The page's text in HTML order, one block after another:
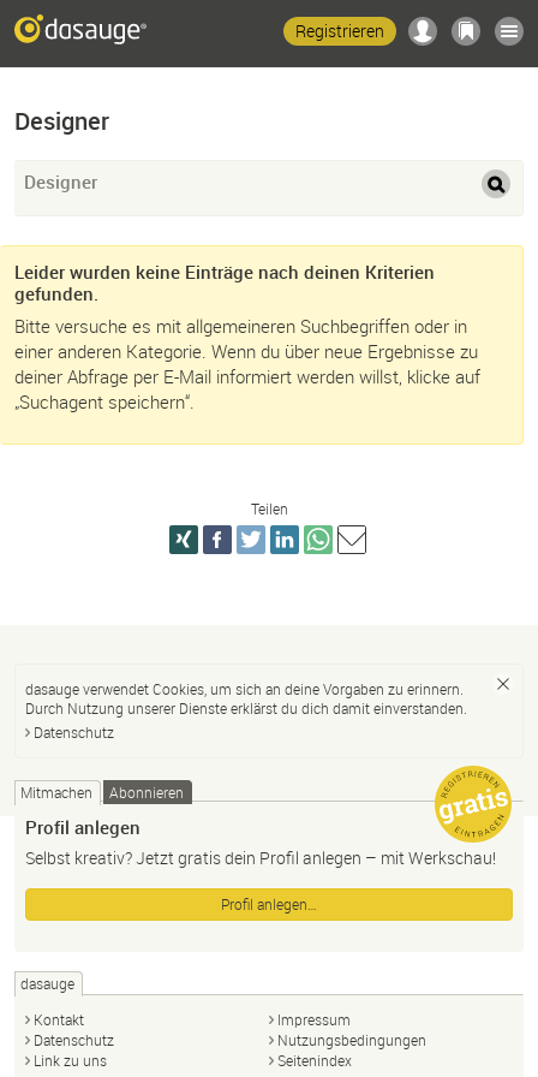
Registrieren
Designer
Designer
Leider wurden keine Einträge nach deinen Kriterien
gefunden.
Bitte versuche es mit allgemeineren Suchbegriffen oder in
einer anderen Kategorie. Wenn du über neue Ergebnisse zu
deiner Abfrage per E-Mail informiert werden willst, klicke auf
„Suchagent speichern“.
Teilen
dasauge verwendet Cookies, um sich an deine Vorgaben zu erinnern.
Durch Nutzung unserer Dienste erklärst du dich damit einverstanden.
Datenschutz
Mitmachen Abonnieren
Profil anlegen
Selbst kreativ? Jetzt gratis dein Profil anlegen – mit Werkschau!
Profil anlegen…
dasauge
Kontakt
Impressum
Datenschutz
Nutzungsbedingungen
Link zu uns
Seitenindex